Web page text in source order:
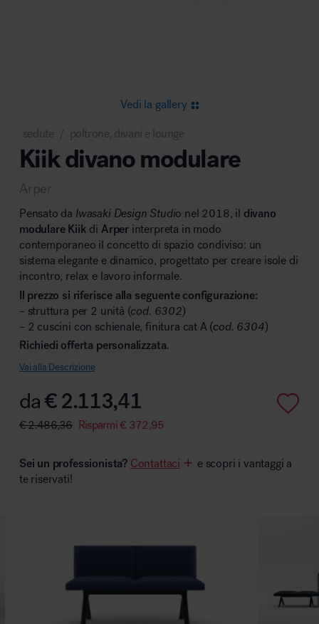
Area lounge e attesa
Area outdoor
Area hospitality
Vedi la gallery
sedute poltrone, divani e lounge
Kiik divano modulare
Arper
Pensato da Iwasaki Design Studio nel 2018, il divano
modulare Kiik di Arper interpreta in modo
contemporaneo il concetto di spazio condiviso: un
sistema elegante e dinamico, progettato per creare isole di
incontro, relax e lavoro informale.
Il prezzo si riferisce alla seguente configurazione:
– struttura per 2 unità (cod. 6302)
– 2 cuscini con schienale, finitura cat A (cod. 6304)
Richiedi offerta personalizzata.
Vai alla Descrizione
da€2.113,41
€2.486,36 Risparmi€ 372,95
Sei un professionista? Contattaci
e scopri i vantaggi a
te riservati!